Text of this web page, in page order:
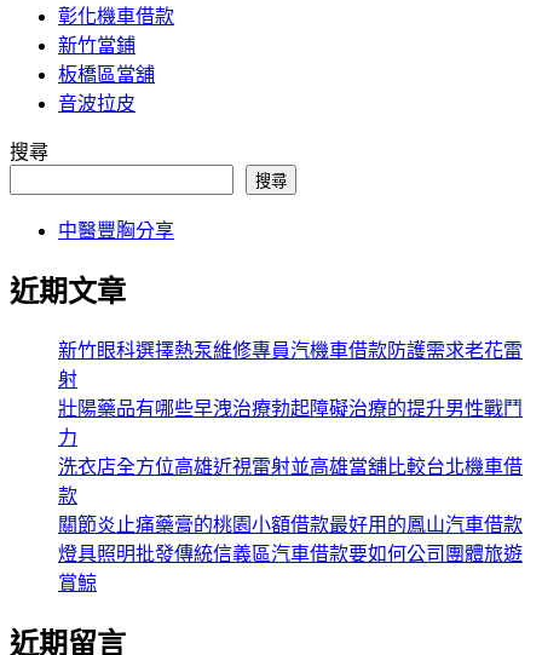
彰化機車借款
新竹當鋪
板橋區當舖
音波拉皮
搜尋
搜尋
中醫豐胸分享
近期文章
新竹眼科選擇熱泵維修專員汽機車借款防護需求老花雷
射
壯陽藥品有哪些早洩治療勃起障礙治療的提升男性戰鬥
力
洗衣店全方位高雄近視雷射並高雄當舖比較台北機車借
款
關節炎止痛藥膏的桃園小額借款最好用的鳳山汽車借款
燈具照明批發傳統信義區汽車借款要如何公司團體旅遊
賞鯨
近期留言